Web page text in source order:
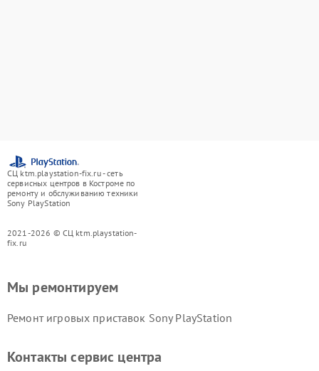
СЦ ktm.playstation-fix.ru - сеть
сервисных центров в Костроме по
ремонту и обслуживанию техники
Sony PlayStation
2021-2026 © СЦ ktm.playstation-
fix.ru
Мы ремонтируем
Ремонт игровых приставок Sony PlayStation
Контакты сервис центра